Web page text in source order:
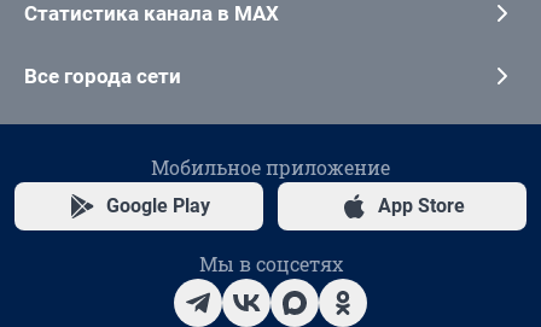
Статистика канала в MAX
Все города сети
Мобильное приложение
Google Play App Store
Мы в соцсетях